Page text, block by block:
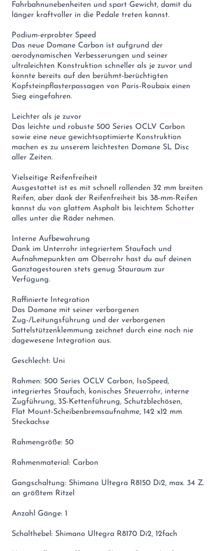
Fahrbahnunebenheiten und spart Gewicht, damit du
länger kraftvoller in die Pedale treten kannst.
Podium-erprobter Speed
Das neue Domane Carbon ist aufgrund der
aerodynamischen Verbesserungen und seiner
ultraleichten Konstruktion schneller als je zuvor und
konnte bereits auf den berühmt-berüchtigten
Kopfsteinpflasterpassagen von Paris-Roubaix einen
Sieg eingefahren.
Leichter als je zuvor
Das leichte und robuste 500 Series OCLV Carbon
sowie eine neue gewichtsoptimierte Konstruktion
machen es zu unserem leichtesten Domane SL Disc
aller Zeiten.
Vielseitige Reifenfreiheit
Ausgestattet ist es mit schnell rollenden 32 mm breiten
Reifen, aber dank der Reifenfreiheit bis 38-mm-Reifen
kannst du von glattem Asphalt bis leichtem Schotter
alles unter die Räder nehmen.
Interne Aufbewahrung
Dank im Unterrohr integriertem Staufach und
Aufnahmepunkten am Oberrohr hast du auf deinen
Ganztagestouren stets genug Stauraum zur
Verfügung.
Raffinierte Integration
Das Domane mit seiner verborgenen
Zug-/Leitungsführung und der verborgenen
Sattelstützenklemmung zeichnet durch eine noch nie
dagewesene Integration aus.
Geschlecht: Uni
Rahmen: 500 Series OCLV Carbon, IsoSpeed,
integriertes Staufach, konisches Steuerrohr, interne
Zugführung, 3S-Kettenführung, Schutzblechösen,
Flat Mount-Scheibenbremsaufnahme, 142 x12 mm
Steckachse
Rahmengröße: 50
Rahmenmaterial: Carbon
Gangschaltung: Shimano Ultegra R8150 Di2, max. 34 Z.
an größtem Ritzel
Anzahl Gänge: 1
Schalthebel: Shimano Ultegra R8170 Di2, 12fach